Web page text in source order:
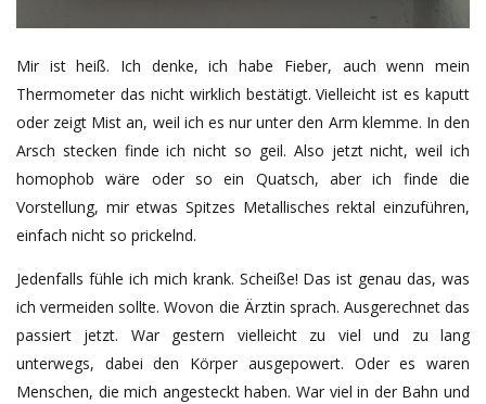
Mir ist heiß. Ich denke, ich habe Fieber, auch wenn mein
Thermometer das nicht wirklich bestätigt. Vielleicht ist es kaputt
oder zeigt Mist an, weil ich es nur unter den Arm klemme. In den
Arsch stecken finde ich nicht so geil. Also jetzt nicht, weil ich
homophob wäre oder so ein Quatsch, aber ich finde die
Vorstellung, mir etwas Spitzes Metallisches rektal einzuführen,
einfach nicht so prickelnd.
Jedenfalls fühle ich mich krank. Scheiße! Das ist genau das, was
ich vermeiden sollte. Wovon die Ärztin sprach. Ausgerechnet das
passiert jetzt. War gestern vielleicht zu viel und zu lang
unterwegs, dabei den Körper ausgepowert. Oder es waren
Menschen, die mich angesteckt haben. War viel in der Bahn und